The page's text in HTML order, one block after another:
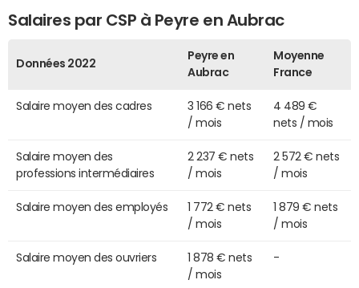
Salaires par CSP à Peyre en Aubrac
Données 2022
Peyre en
Aubrac
Moyenne
France
Salaire moyen des cadres
3 166 € nets
/ mois
4 489 €
nets / mois
Salaire moyen des
professions intermédiaires
2 237 € nets
/ mois
2 572 € nets
/ mois
Salaire moyen des employés
1 772 € nets
/ mois
1 879 € nets
/ mois
Salaire moyen des ouvriers
1 878 € nets
/ mois
-